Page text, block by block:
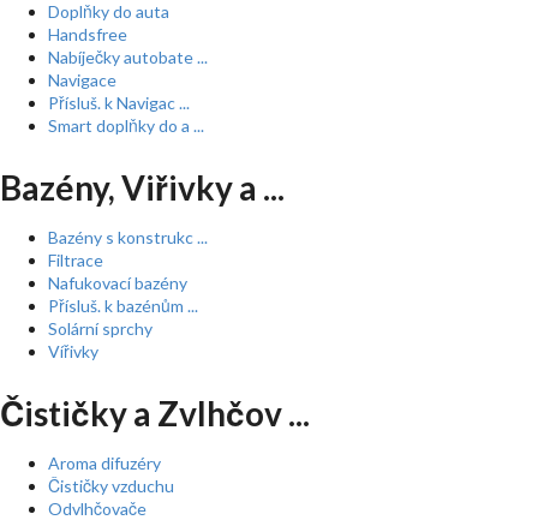
Doplňky do auta
Handsfree
Nabíječky autobate ...
Navigace
Přísluš. k Navigac ...
Smart doplňky do a ...
Bazény, Viřivky a ...
Bazény s konstrukc ...
Filtrace
Nafukovací bazény
Přísluš. k bazénům ...
Solární sprchy
Vířivky
Čističky a Zvlhčov ...
Aroma difuzéry
Čističky vzduchu
Odvlhčovače